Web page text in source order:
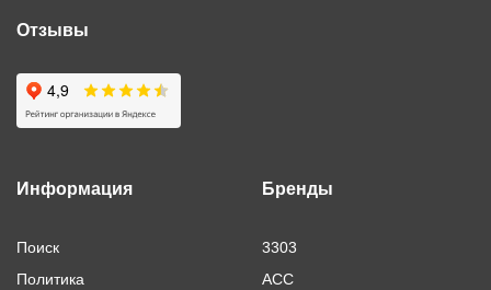
Отзывы
Информация
Поиск
Политика
Бренды
3303
ACC